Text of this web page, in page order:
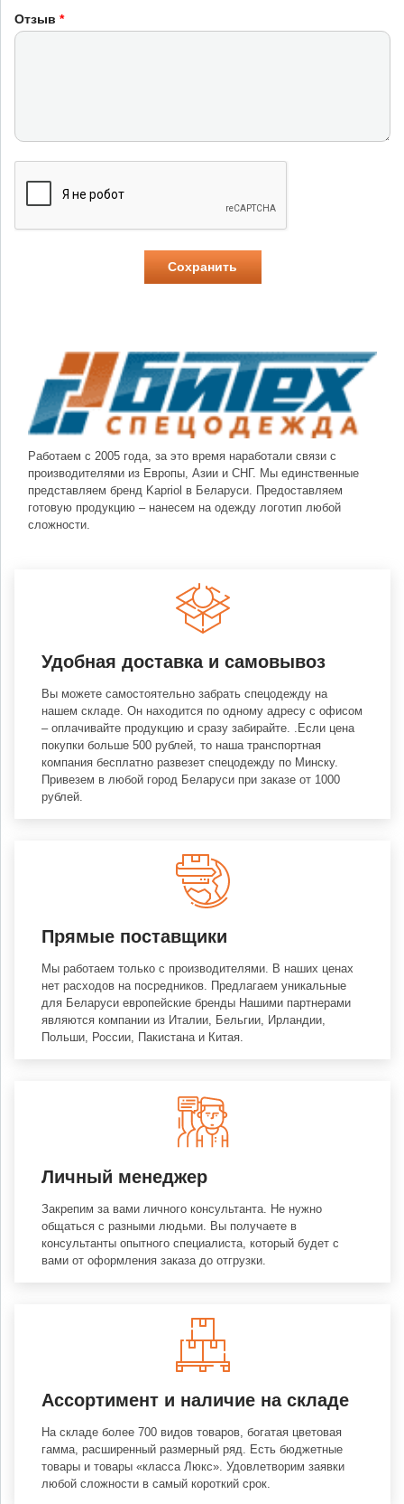
Отзыв *
Работаем с 2005 года, за это время наработали связи с
производителями из Европы, Азии и СНГ. Мы единственные
представляем бренд Kapriol в Беларуси. Предоставляем
готовую продукцию – нанесем на одежду логотип любой
сложности.
Удобная доставка и самовывоз
Вы можете самостоятельно забрать спецодежду на
нашем складе. Он находится по одному адресу с офисом
– оплачивайте продукцию и сразу забирайте. .Если цена
покупки больше 500 рублей, то наша транспортная
компания бесплатно развезет спецодежду по Минску.
Привезем в любой город Беларуси при заказе от 1000
рублей.
Прямые поставщики
Мы работаем только с производителями. В наших ценах
нет расходов на посредников. Предлагаем уникальные
для Беларуси европейские бренды Нашими партнерами
являются компании из Италии, Бельгии, Ирландии,
Польши, России, Пакистана и Китая.
Личный менеджер
Закрепим за вами личного консультанта. Не нужно
общаться с разными людьми. Вы получаете в
консультанты опытного специалиста, который будет с
вами от оформления заказа до отгрузки.
Ассортимент и наличие на складе
На складе более 700 видов товаров, богатая цветовая
гамма, расширенный размерный ряд. Есть бюджетные
товары и товары «класса Люкс». Удовлетворим заявки
любой сложности в самый короткий срок.